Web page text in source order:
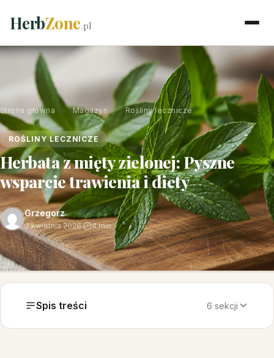
HerbZone.pl
Strona główna › Magazyn › Rośliny lecznicze
ROŚLINY LECZNICZE
Herbata z mięty zielonej: Pyszne
wsparcie trawienia i diety
Grzegorz
3 kwietnia 2026· 4 min
Spis treści 6 sekcji